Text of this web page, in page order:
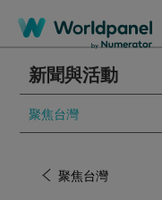
新聞與活動
聚焦台灣
聚焦台灣